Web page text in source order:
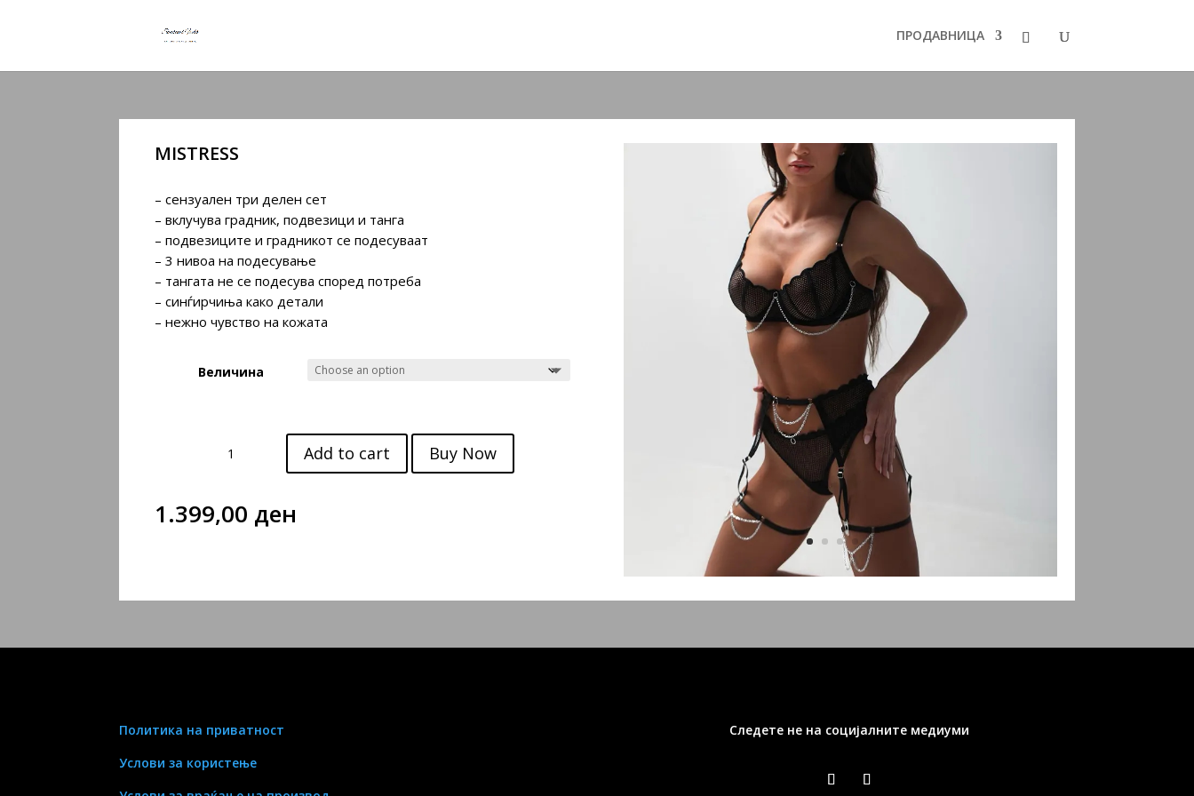
ПРОДАВНИЦА
MISTRESS
– сензуален три делен сет
– вклучува градник, подвезици и танга
– подвезиците и градникот се подесуваат
– 3 нивоа на подесување
– тангата не се подесува според потреба
– синѓирчиња како детали
– нежно чувство на кожата
Величина
quantity
Add to cart Buy Now
1.399,00 ден
Политика на приватност
Услови за користење
Следете не на социјалните медиуми